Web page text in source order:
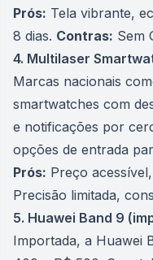
Prós: Tela vibrante,
8 dias. Contras: Sem
4. Multilaser
Marcas nacionais
smartwatches com
e notificações por
opções de entrada
Prós: Preço
Precisão limitada,
5. Huawei Band 9
Importada, a Huawei